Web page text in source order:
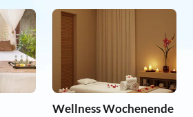
Wellness Wochenende